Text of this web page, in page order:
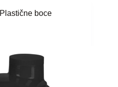
Plastične boce